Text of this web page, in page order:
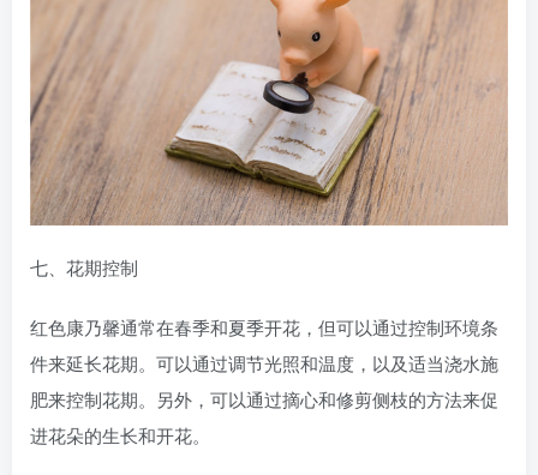
七、花期控制
红色康乃馨通常在春季和夏季开花，但可以通过控制环境条
件来延长花期。可以通过调节光照和温度，以及适当浇水施
肥来控制花期。另外，可以通过摘心和修剪侧枝的方法来促
进花朵的生长和开花。